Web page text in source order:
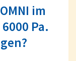
im
Pa.